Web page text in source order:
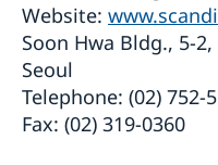
Website:
Soon Hwa Bldg., 5-
Seoul
Telephone: (02) 752-
Fax: (02) 319-0360